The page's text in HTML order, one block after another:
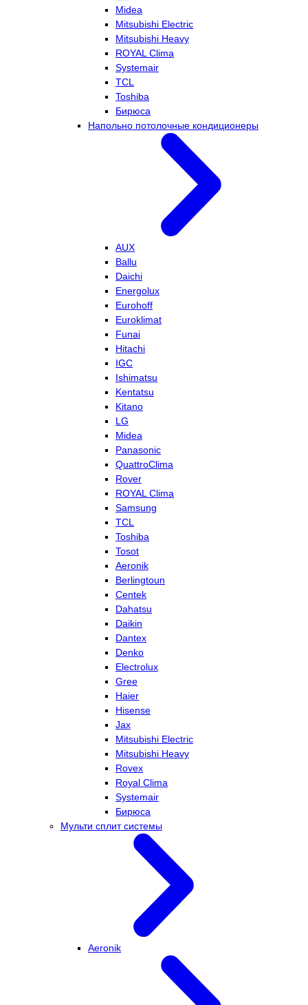
Midea
Mitsubishi Electric
Mitsubishi Heavy
ROYAL Clima
Systemair
TCL
Toshiba
Бирюса
Напольно потолочные кондиционеры
AUX
Ballu
Daichi
Energolux
Eurohoff
Euroklimat
Funai
Hitachi
IGC
Ishimatsu
Kentatsu
Kitano
LG
Midea
Panasonic
QuattroClima
Rover
ROYAL Clima
Samsung
TCL
Toshiba
Tosot
Aeronik
Berlingtoun
Centek
Dahatsu
Daikin
Dantex
Denko
Electrolux
Gree
Haier
Hisense
Jax
Mitsubishi Electric
Mitsubishi Heavy
Rovex
Royal Clima
Systemair
Бирюса
Мульти сплит системы
Aeronik